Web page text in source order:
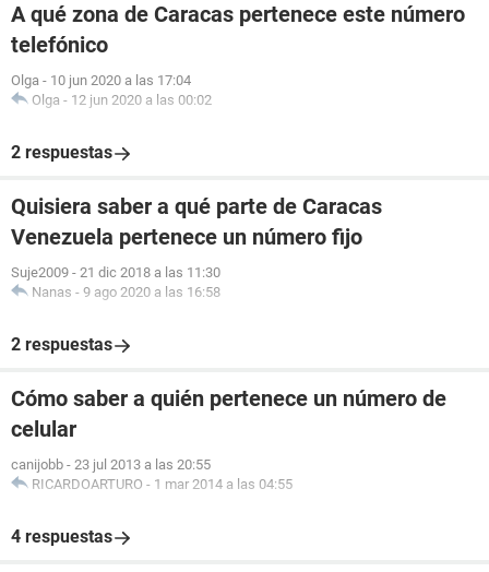
A qué zona de Caracas pertenece este número
telefónico
Olga - 10 jun 2020 a las 17:04
Olga - 12 jun 2020 a las 00:02
2 respuestas
Quisiera saber a qué parte de Caracas
Venezuela pertenece un número fijo
Suje2009 - 21 dic 2018 a las 11:30
Nanas - 9 ago 2020 a las 16:58
2 respuestas
Cómo saber a quién pertenece un número de
celular
canijobb - 23 jul 2013 a las 20:55
RICARDOARTURO - 1 mar 2014 a las 04:55
4 respuestas